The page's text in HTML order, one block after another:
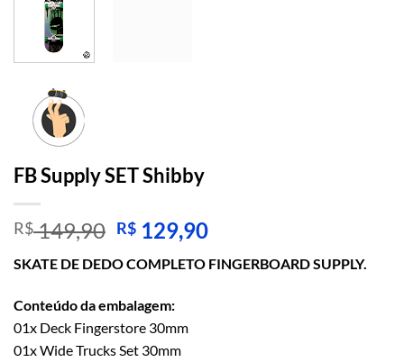
FB Supply SET Shibby
R$149,90 O
original
era:
R$ 149,90.
R$ 129,90O
atual
SKATE DE DEDO COMPLETO FINGERBOARD SUPPLY.
Conteúdo da embalagem:
01x Deck Fingerstore 30mm
01x Wide Trucks Set 30mm